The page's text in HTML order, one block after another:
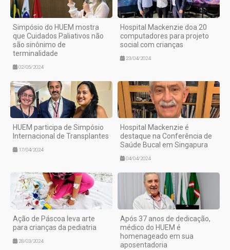
Simpósio do HUEM mostra
que Cuidados Paliativos não
são sinônimo de
terminalidade
02/05/2024
Hospital Mackenzie doa 20
computadores para projeto
social com crianças
23/04/2024
HUEM participa de Simpósio
Internacional de Transplantes
17/04/2024
Hospital Mackenzie é
destaque na Conferência de
Saúde Bucal em Singapura
04/04/2024
Ação de Páscoa leva arte
para crianças da pediatria
28/03/2024
Após 37 anos de dedicação,
médico do HUEM é
homenageado em sua
aposentadoria